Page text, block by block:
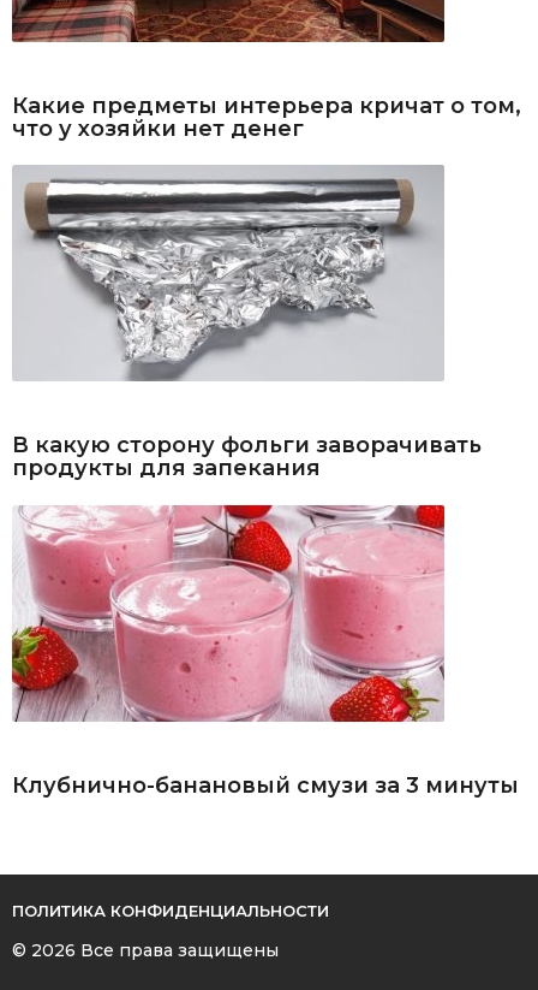
Какие предметы интерьера кричат о том,
что у хозяйки нет денег
В какую сторону фольги заворачивать
продукты для запекания
Клубнично-банановый смузи за 3 минуты
ПОЛИТИКА КОНФИДЕНЦИАЛЬНОСТИ
© 2026 Все права защищены